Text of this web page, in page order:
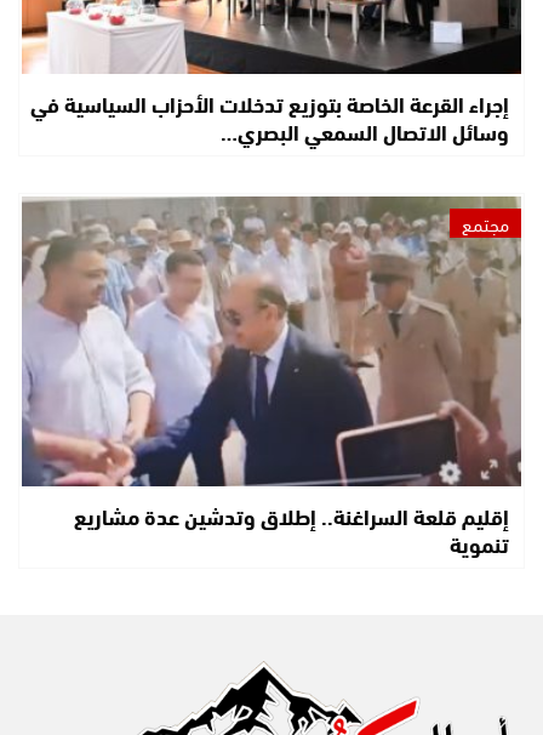
إجراء القرعة الخاصة بتوزيع تدخلات الأحزاب السياسية في
وسائل الاتصال السمعي البصري…
مجتمع
إقليم قلعة السراغنة.. إطلاق وتدشين عدة مشاريع
تنموية